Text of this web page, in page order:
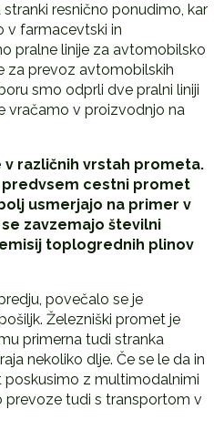
resnično ponudimo, kar
v farmacevtski in
pralne linije za avtomobilsko
za prevoz avtomobilskih
smo odprli dve pralni liniji
vračamo v proizvodnjo na
različnih vrstah prometa.
predvsem cestni promet
usmerjajo na primer v
zavzemajo številni
toplogrednih plinov
povečalo se je
Železniški promet je
primerna tudi stranka
nekoliko dlje. Če se le da in
poskusimo z multimodalnimi
prevoze tudi s transportom v